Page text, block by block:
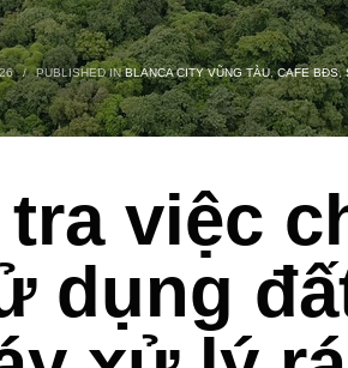
/ PUBLISHED INBLANCA CITY VŨNG TÀU,CAFE BĐS,
việc
dụng